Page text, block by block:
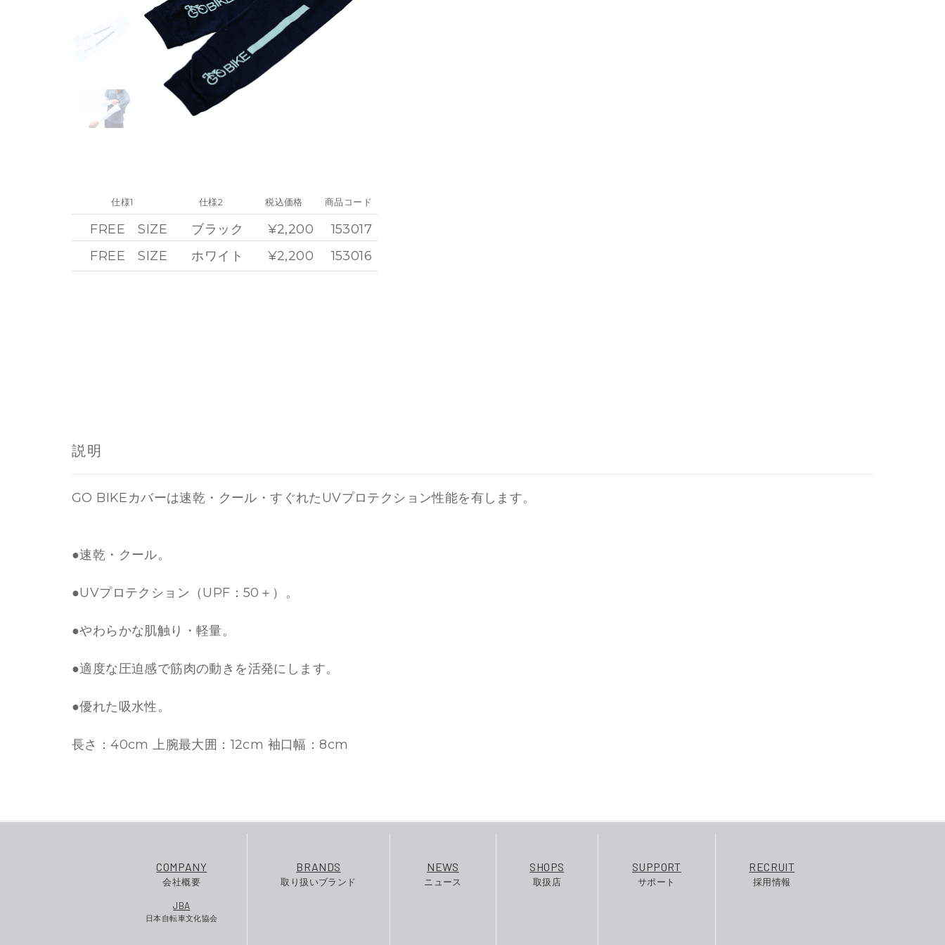
仕様1
FREE SIZE
FREE SIZE
仕様2
ブラック
ホワイト
税込価格
¥2,200
¥2,200
商品コード
153017
153016
説明
GO BIKEカバーは速乾・クール・すぐれたUVプロテクション性能を有します。
●速乾・クール。
●UVプロテクション（UPF：50＋）。
●やわらかな肌触り・軽量。
●適度な圧迫感で筋肉の動きを活発にします。
●優れた吸水性。
長さ：40cm 上腕最大囲：12cm 袖口幅：8cm
COMPANY
会社概要
JBA
日本自転車文化協会
BRANDS
取り扱いブランド
NEWS
ニュース
SHOPS
取扱店
SUPPORT
サポート
RECRUIT
採用情報